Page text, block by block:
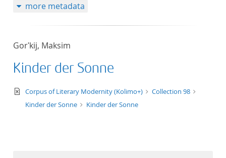
more metadata
Gorʹkij, Maksim
Kinder der Sonne
text/xml
Corpus of Literary Modernity (Kolimo+)
Collection 98
Kinder der Sonne
Kinder der Sonne